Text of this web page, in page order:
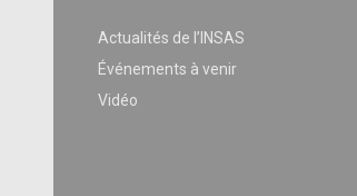
Actualités de l’INSAS
Événements à venir
Vidéo